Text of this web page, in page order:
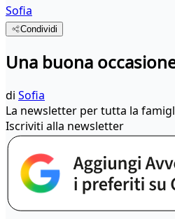
Sofia
Condividi
Una buona
di Sofia
La newsletter per tutta la
Iscriviti alla newsletter